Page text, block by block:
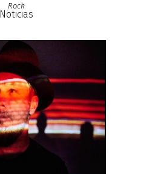
Rock
Noticias